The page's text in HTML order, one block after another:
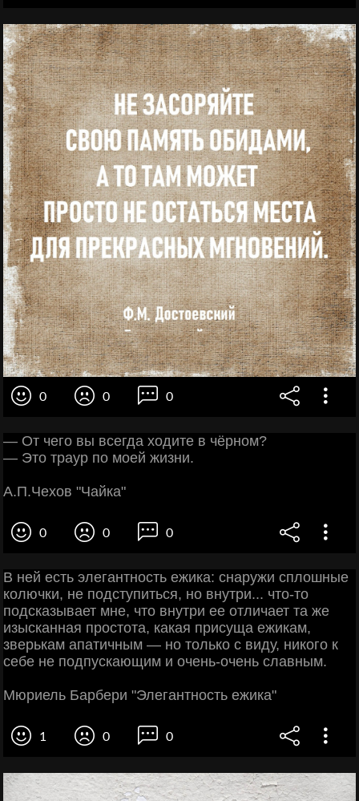
0 0 0
— От чего вы всегда ходите в чёрном?
— Это траур по моей жизни.
А.П.Чехов "Чайка"
0 0 0
В ней есть элегантность ежика: снаружи сплошные
колючки, не подступиться, но внутри... что-то
подсказывает мне, что внутри ее отличает та же
изысканная простота, какая присуща ежикам,
зверькам апатичным — но только с виду, никого к
себе не подпускающим и очень-очень славным.
Мюриель Барбери "Элегантность ежика"
1 0 0